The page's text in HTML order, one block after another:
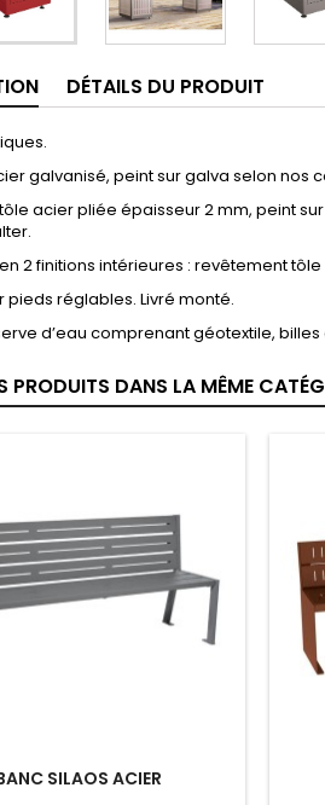
DÉTAILS DU PRODUIT
galvanisé, peint sur galva selon nos
acier pliée épaisseur 2 mm, peint
2 finitions intérieures : revêtement
pieds réglables. Livré monté.
d’eau comprenant géotextile,
PRODUITS DANS LA MÊME
SILAOS ACIER